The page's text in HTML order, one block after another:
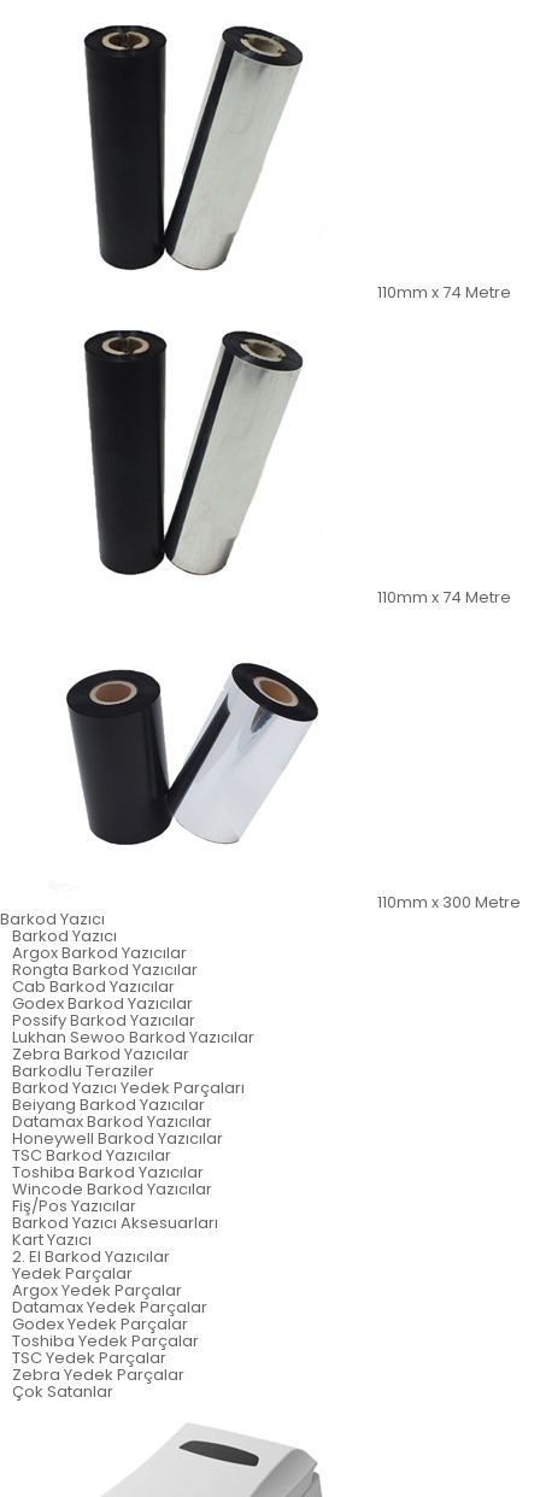
110mm x 74 Metre
110mm x 74 Metre
110mm x 300 Metre
Barkod Yazıcı
Barkod Yazıcı
Argox Barkod Yazıcılar
Rongta Barkod Yazıcılar
Cab Barkod Yazıcılar
Godex Barkod Yazıcılar
Possify Barkod Yazıcılar
Lukhan Sewoo Barkod Yazıcılar
Zebra Barkod Yazıcılar
Barkodlu Teraziler
Barkod Yazıcı Yedek Parçaları
Beiyang Barkod Yazıcılar
Datamax Barkod Yazıcılar
Honeywell Barkod Yazıcılar
TSC Barkod Yazıcılar
Toshiba Barkod Yazıcılar
Wincode Barkod Yazıcılar
Fiş/Pos Yazıcılar
Barkod Yazıcı Aksesuarları
Kart Yazıcı
2. El Barkod Yazıcılar
Yedek Parçalar
Argox Yedek Parçalar
Datamax Yedek Parçalar
Godex Yedek Parçalar
Toshiba Yedek Parçalar
TSC Yedek Parçalar
Zebra Yedek Parçalar
Çok Satanlar